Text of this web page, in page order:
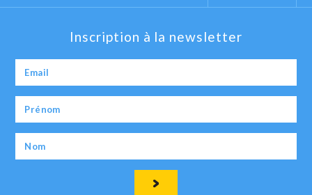
Inscription à la newsletter